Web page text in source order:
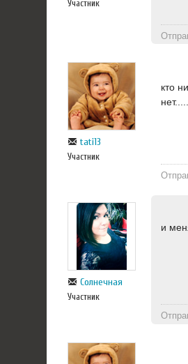
Участник
tati13
Участник
кто
Солнечная
Участник
и